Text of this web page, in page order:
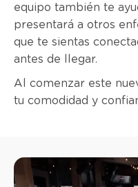
equipo también te
presentará a otros
que te sientas
antes de llegar.
Al comenzar este
tu comodidad y